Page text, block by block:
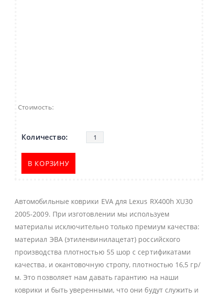
Стоимость:
В КОРЗИНУ
Автомобильные коврики EVA для Lexus RX400h XU30
2005-2009. При изготовлении мы используем
материалы исключительно только премиум качества:
материал ЭВА (этиленвинилацетат) российского
производства плотностью 55 шор с сертификатами
качества, и окантовочную стропу, плотностью 16,5 гр/
м. Это позволяет нам давать гарантию на наши
коврики и быть уверенными, что они будут служить и